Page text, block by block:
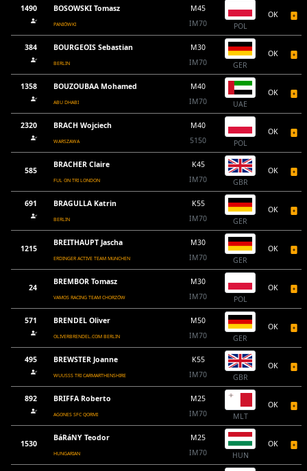
1490 BOSOWSKI Tomasz
PANIÓWKI
M45
IM70
POL
OK
384 BOURGEOIS Sebastian
BERLIN
M30
IM70
GER
OK
1358 BOUZOUBAA Mohamed
ABU DHABI
M40
IM70
UAE
OK
2320 BRACH Wojciech
WARSZAWA
M40
5150
POL
OK
585
BRACHER Claire
FUL ON TRI LONDON
K45
IM70
GBR
OK
691 BRAGULLA Katrin
BERLIN
K55
IM70
GER
OK
1215
BREITHAUPT Jascha
ERDINGER ACTIVE TEAM MüNCHEN
M30
IM70
GER
OK
24
BREMBOR Tomasz
VAMOS RACING TEAM CHORZÓW
M30
IM70
POL
OK
571 BRENDEL Oliver
OLIVERBRENDEL.COM BERLIN
M50
IM70
GER
OK
495 BREWSTER Joanne
WUUSSS TRI CARMARTHENSHIRE
K55
IM70
GBR
OK
892 BRIFFA Roberto
AGONES SFC QORMI
M25
IM70
MLT
OK
1530
BáRáNY Teodor
HUNGARIAN
M25
IM70
HUN
OK